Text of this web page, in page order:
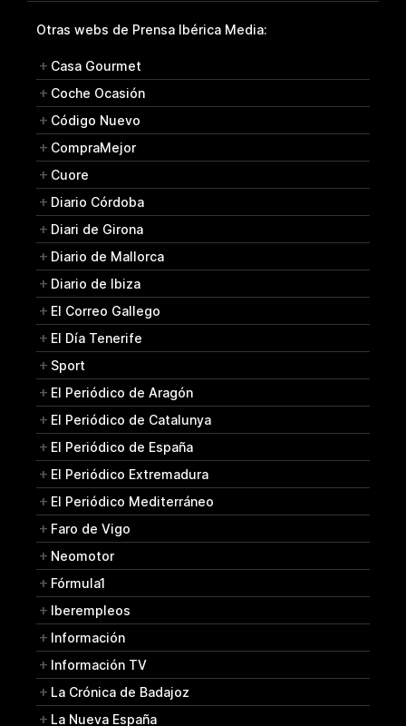
Otras webs de Prensa Ibérica Media:
Casa Gourmet
Coche Ocasión
Código Nuevo
CompraMejor
Cuore
Diario Córdoba
Diari de Girona
Diario de Mallorca
Diario de Ibiza
El Correo Gallego
El Día Tenerife
Sport
El Periódico de Aragón
El Periódico de Catalunya
El Periódico de España
El Periódico Extremadura
El Periódico Mediterráneo
Faro de Vigo
Neomotor
Fórmula1
Iberempleos
Información
Información TV
La Crónica de Badajoz
La Nueva España